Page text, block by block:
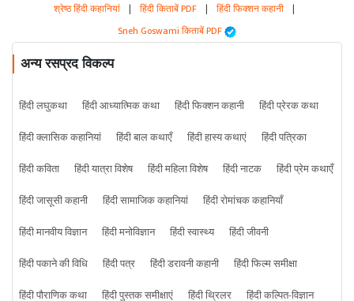
श्रेष्ठ हिंदी कहानियां | हिंदी किताबें PDF | हिंदी फिक्शन कहानी |
Sneh Goswami किताबें PDF
अन्य रसप्रद विकल्प
हिंदी लघुकथा हिंदी आध्यात्मिक कथा हिंदी फिक्शन कहानी
हिंदी प्रेरक कथा
हिंदी क्लासिक कहानियां
हिंदी बाल कथाएँ हिंदी हास्य कथाएं
हिंदी पत्रिका
हिंदी कविता
हिंदी यात्रा विशेष हिंदी महिला विशेष हिंदी नाटक
हिंदी प्रेम कथाएँ
हिंदी जासूसी कहानी
हिंदी सामाजिक कहानियां
हिंदी रोमांचक कहानियाँ
हिंदी मानवीय विज्ञान
हिंदी मनोविज्ञान हिंदी स्वास्थ्य
हिंदी जीवनी
हिंदी पकाने की विधि
हिंदी पत्र हिंदी डरावनी कहानी
हिंदी फिल्म समीक्षा
हिंदी पौराणिक कथा
हिंदी पुस्तक समीक्षाएं हिंदी थ्रिलर हिंदी कल्पित-विज्ञान